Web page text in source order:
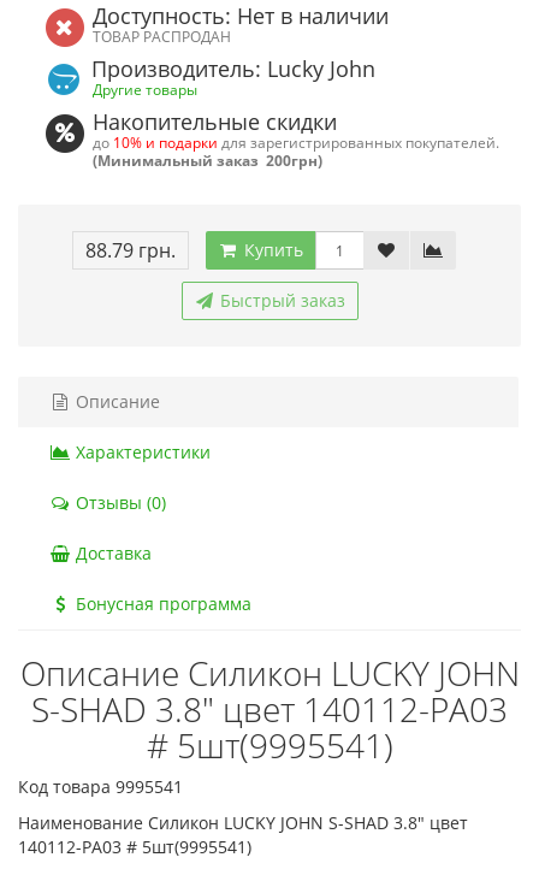
Доступность: Нет в наличии
ТОВАР РАСПРОДАН
Производитель: Lucky John
Другие товары
Накопительные скидки
до 10% и подарки для зарегистрированных покупателей.
(Минимальный заказ 200грн)
88.79 грн. Купить
Быстрый заказ
Описание
Характеристики
Отзывы (0)
Доставка
Бонусная программа
Описание Силикон LUCKY JOHN
S-SHAD 3.8" цвет 140112-PA03
# 5шт(9995541)
Код товара 9995541
Наименование Силикон LUCKY JOHN S-SHAD 3.8" цвет
140112-PA03 # 5шт(9995541)